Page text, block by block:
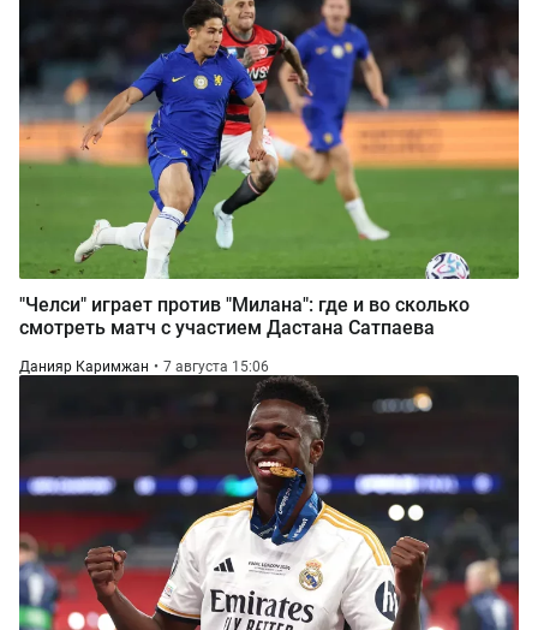
"Челси" играет против "Милана": где и во сколько
смотреть матч с участием Дастана Сатпаева
Данияр Каримжан 7 августа 15:06